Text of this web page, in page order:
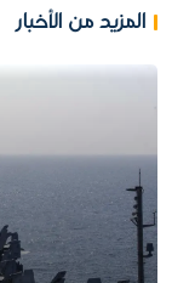
المزيد من الأخبار